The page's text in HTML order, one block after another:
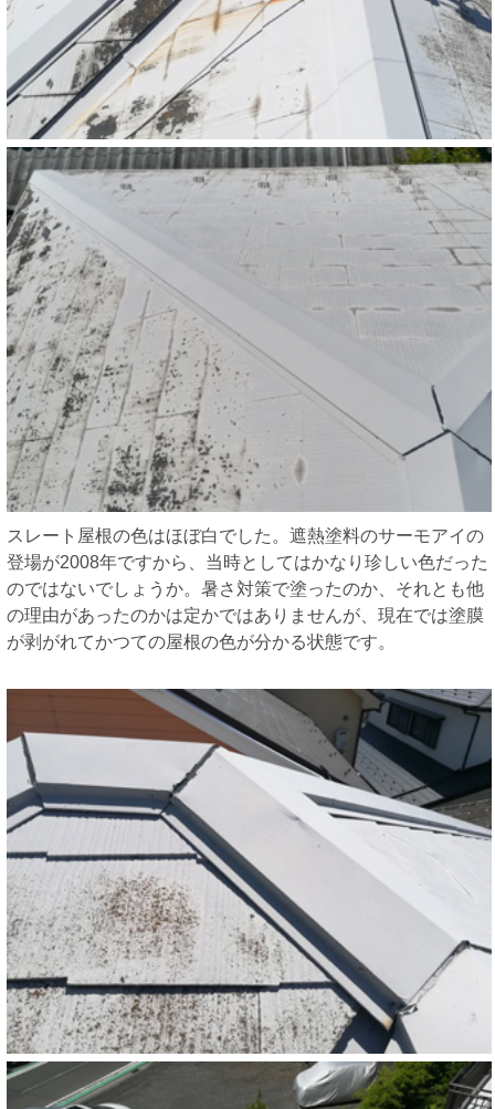
スレート屋根の色はほぼ白でした。遮熱塗料のサーモアイの
登場が2008年ですから、当時としてはかなり珍しい色だった
のではないでしょうか。暑さ対策で塗ったのか、それとも他
の理由があったのかは定かではありませんが、現在では塗膜
が剥がれてかつての屋根の色が分かる状態です。